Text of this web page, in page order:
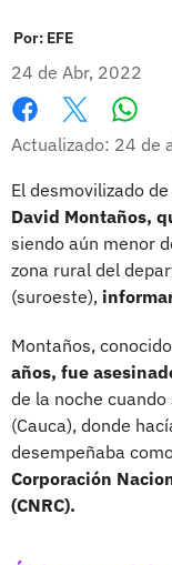
Por: EFE
24 de Abr, 2022
Facebook
X
Actualizado: 24 de
El desmovilizado
David Montaños,
siendo aún menor
zona rural del
(suroeste),
Montaños,
años, fue
de la noche
(Cauca), donde
desempeñaba
Corporación
(CNRC).